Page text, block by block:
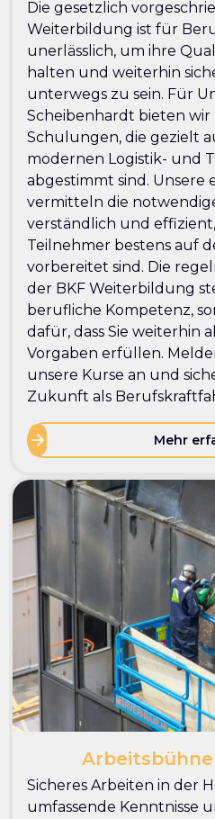
Die gesetzlich
Weiterbildung ist für
unerlässlich, um ihre
halten und weiterhin
unterwegs zu sein. Für
Scheibenhardt bieten wir
Schulungen, die gezielt
modernen Logistik- und
abgestimmt sind. Unsere
vermitteln die
verständlich und effizient,
Teilnehmer bestens auf
vorbereitet sind. Die
der BKF Weiterbildung
berufliche Kompetenz,
dafür, dass Sie weiterhin
Vorgaben erfüllen.
unsere Kurse an und
Zukunft als
Mehr
Sicheres Arbeiten in der
umfassende Kenntnisse